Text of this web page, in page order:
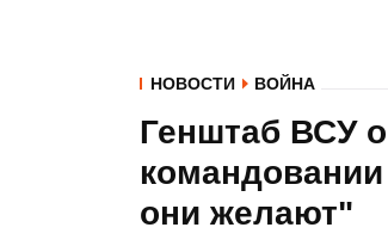
НОВОСТИ ВОЙНА
Генштаб ВСУ
они желают"